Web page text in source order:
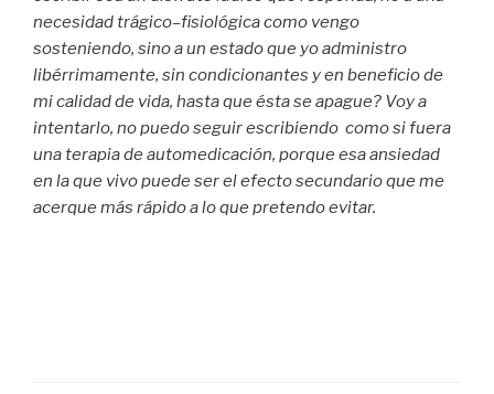
necesidad trágico–fisiológica como vengo
sosteniendo, sino a un estado que yo administro
libérrimamente, sin condicionantes y en beneficio de
mi calidad de vida, hasta que ésta se apague? Voy a
intentarlo, no puedo seguir escribiendo como si fuera
una terapia de automedicación, porque esa ansiedad
en la que vivo puede ser el efecto secundario que me
acerque más rápido a lo que pretendo evitar.